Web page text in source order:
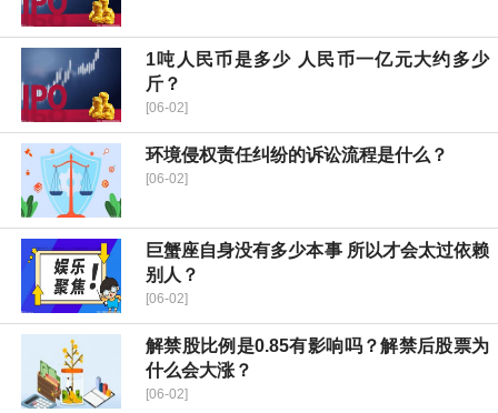
1吨人民币是多少 人民币一亿元大约多少
斤？
[06-02]
环境侵权责任纠纷的诉讼流程是什么？
[06-02]
巨蟹座自身没有多少本事 所以才会太过依赖
别人？
[06-02]
解禁股比例是0.85有影响吗？解禁后股票为
什么会大涨？
[06-02]